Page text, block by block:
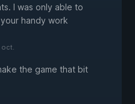
I was only able to
handy work
oct.
the game that bit